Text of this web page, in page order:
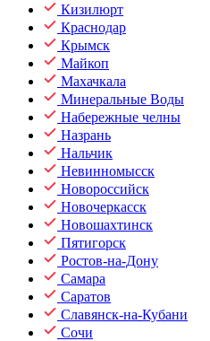
Кизилюрт
Краснодар
Крымск
Майкоп
Махачкала
Минеральные Воды
Набережные челны
Назрань
Нальчик
Невинномысск
Новороссийск
Новочеркасск
Новошахтинск
Пятигорск
Ростов-на-Дону
Самара
Саратов
Славянск-на-Кубани
Сочи